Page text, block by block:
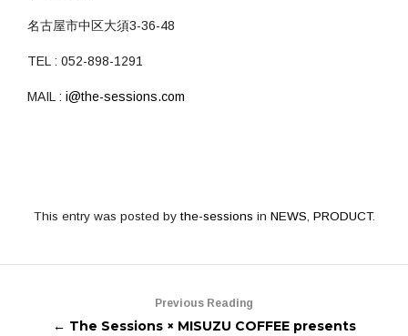
名古屋市中区大須3-36-48
TEL : 052-898-1291
MAIL : i@the-sessions.com
This entry was posted by the-sessions in NEWS PRODUCT.
Previous Reading
← The Sessions × MISUZU COFFEE presents